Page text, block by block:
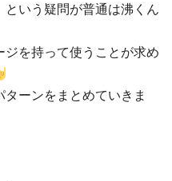
いう疑問が普通は沸くん
を持って使うことが求め
ーンをまとめていきま